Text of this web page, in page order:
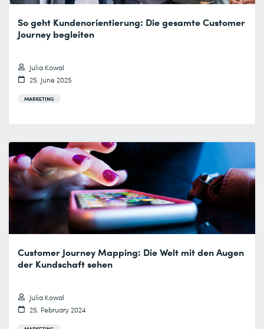
So geht Kundenorientierung: Die gesamte Customer
Journey begleiten
Julia Kowal
25. June 2025
MARKETING
Customer Journey Mapping: Die Welt mit den Augen
der Kundschaft sehen
Julia Kowal
25. February 2024